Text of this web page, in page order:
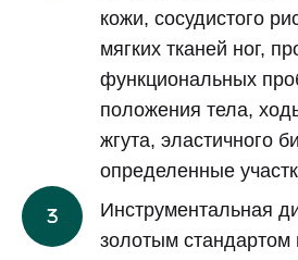
кожи, сосудистого
мягких тканей ног,
функциональных
положения тела,
жгута, эластичного
определенные
Инструментальная
золотым